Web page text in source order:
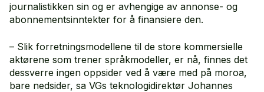
journalistikken sin og er avhengige av annonse- og
abonnementsinntekter for å finansiere den.
– Slik forretningsmodellene til de store kommersielle
aktørene som trener språkmodeller, er nå, finnes det
dessverre ingen oppsider ved å være med på moroa,
bare nedsider, sa VGs teknologidirektør Johannes